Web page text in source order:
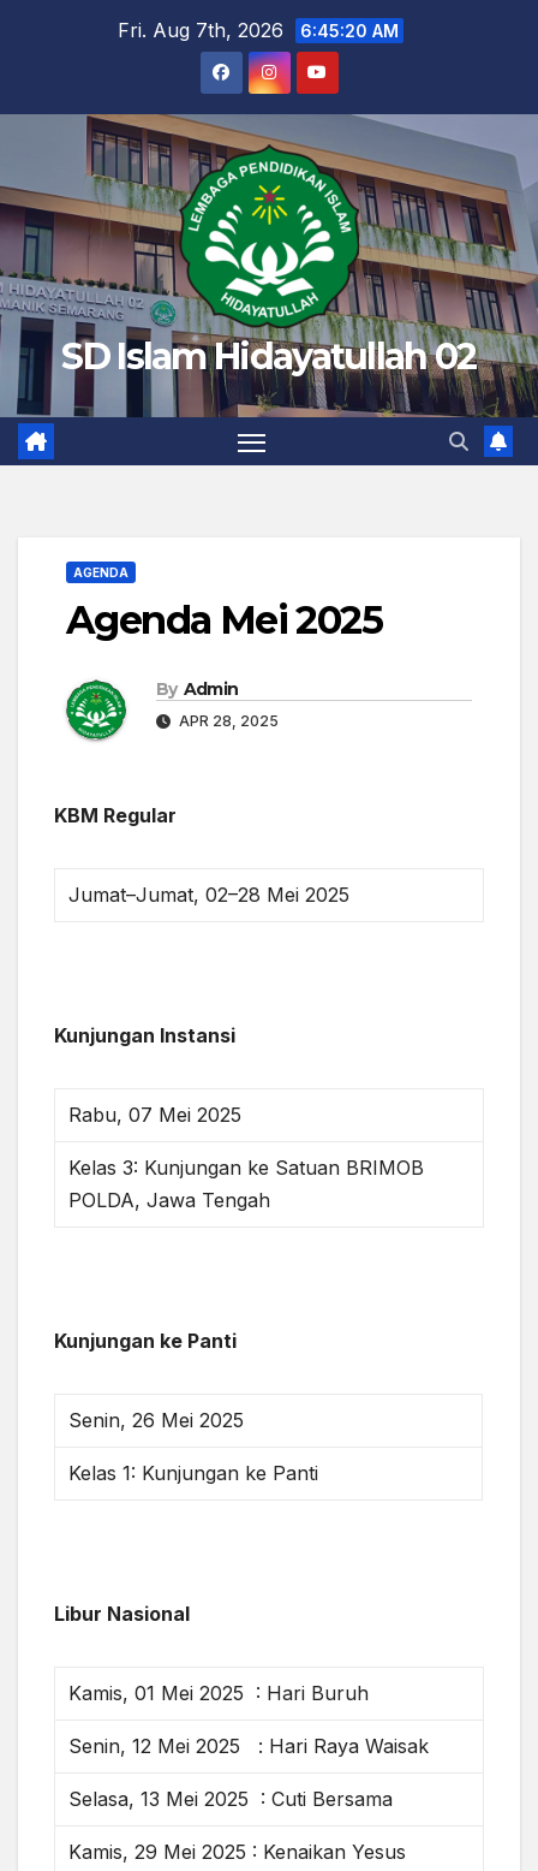
Fri. Aug 7th, 2026 6:45:20 AM
SD Islam Hidayatullah 02
AGENDA
Agenda Mei 2025
By Admin
APR 28, 2025
KBM Regular
Jumat–Jumat, 02–28 Mei 2025
Kunjungan Instansi
Rabu, 07 Mei 2025
Kelas 3: Kunjungan ke Satuan BRIMOB
POLDA, Jawa Tengah
Kunjungan ke Panti
Senin, 26 Mei 2025
Kelas 1: Kunjungan ke Panti
Libur Nasional
Kamis, 01 Mei 2025 : Hari Buruh
Senin, 12 Mei 2025 : Hari Raya Waisak
Selasa, 13 Mei 2025 : Cuti Bersama
Kamis, 29 Mei 2025 : Kenaikan Yesus